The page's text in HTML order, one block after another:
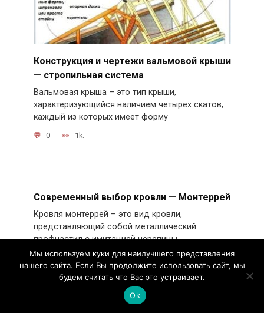
Конструкция и чертежи вальмовой крыши
— стропильная система
Вальмовая крыша – это тип крыши,
характеризующийся наличием четырех скатов,
каждый из которых имеет форму
0 1k.
Современный выбор кровли — Монтеррей
Кровля монтеррей – это вид кровли,
представляющий собой металлический
профнастил с имитацией черепицы.
0 1.1k.
Мы используем куки для наилучшего представления
нашего сайта. Если Вы продолжите использовать сайт, мы
будем считать что Вас это устраивает.
Ok